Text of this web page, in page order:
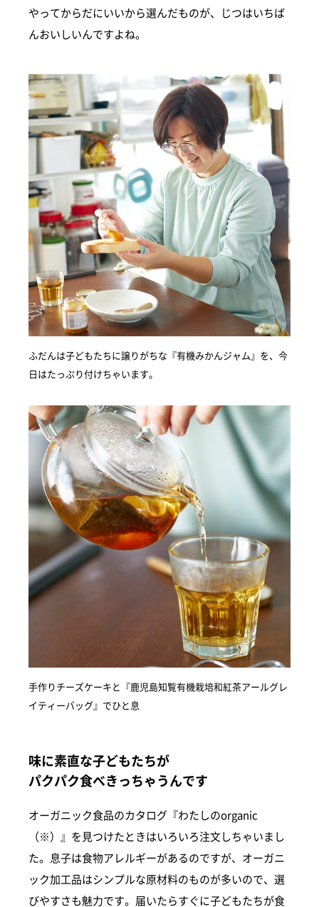
やってからだにいいから選んだものが、じつはいちば
んおいしいんですよね。
ふだんは子どもたちに譲りがちな『有機みかんジャム』を、今
日はたっぷり付けちゃいます。
手作りチーズケーキと『鹿児島知覧有機栽培和紅茶アールグレ
イティーバッグ』でひと息
味に素直な子どもたちが
パクパク食べきっちゃうんです
オーガニック食品のカタログ『わたしのorganic
（※）』を見つけたときはいろいろ注文しちゃいまし
た。息子は食物アレルギーがあるのですが、オーガニ
ック加工品はシンプルな原材料のものが多いので、選
びやすさも魅力です。届いたらすぐに子どもたちが食